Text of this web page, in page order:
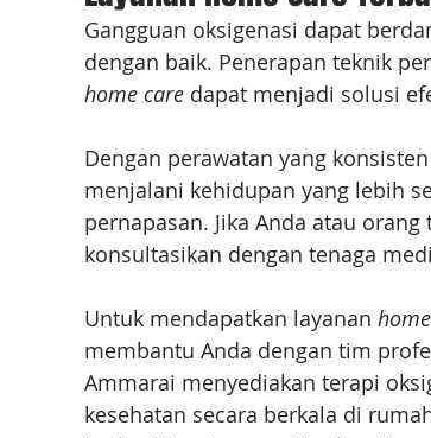
Gangguan oksigenasi dapat
dengan baik. Penerapan teknik
home care dapat menjadi solusi
Dengan perawatan yang
menjalani kehidupan yang lebih
pernapasan. Jika Anda atau
konsultasikan dengan tenaga
Untuk mendapatkan layanan
membantu Anda dengan tim
Ammarai menyediakan terapi
kesehatan secara berkala di